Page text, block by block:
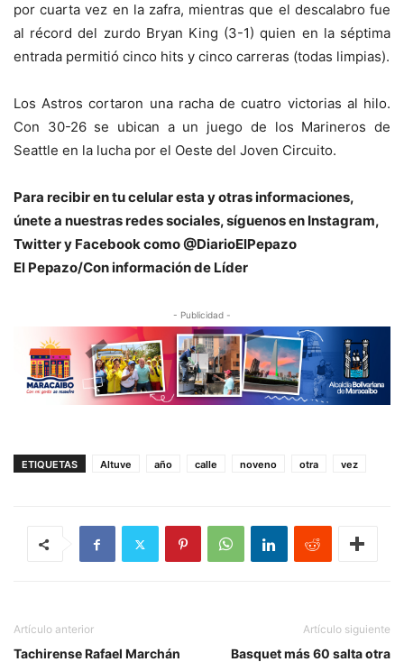
por cuarta vez en la zafra, mientras que el descalabro fue
al récord del zurdo Bryan King (3-1) quien en la séptima
entrada permitió cinco hits y cinco carreras (todas limpias).
Los Astros cortaron una racha de cuatro victorias al hilo.
Con 30-26 se ubican a un juego de los Marineros de
Seattle en la lucha por el Oeste del Joven Circuito.
Para recibir en tu celular esta y otras informaciones,
únete a nuestras redes sociales, síguenos en Instagram,
Twitter y Facebook como @DiarioElPepazo
El Pepazo/Con información de Líder
- Publicidad -
ETIQUETAS Altuve año calle noveno otra vez
Artículo anterior
Tachirense Rafael Marchán
Artículo siguiente
Basquet más 60 salta otra